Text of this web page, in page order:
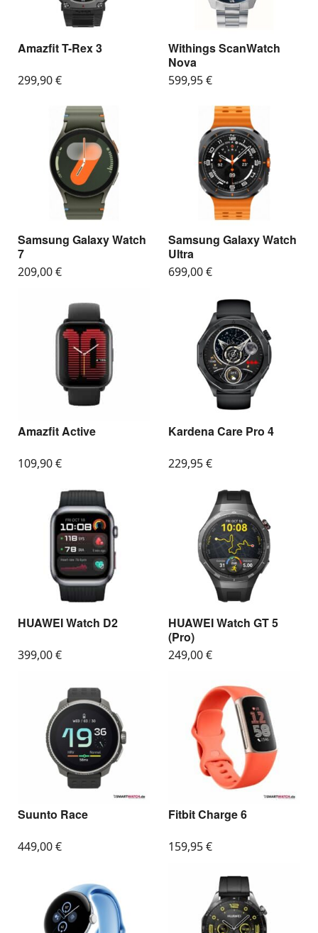
Amazfit T-Rex 3
299,90€
Withings ScanWatch
Nova
599,95€
Samsung Galaxy Watch
7
209,00€
Samsung Galaxy Watch
Ultra
699,00€
Amazfit Active
109,90€
Kardena Care Pro 4
229,95€
HUAWEI Watch D2
399,00€
HUAWEI Watch GT 5
(Pro)
249,00€
Suunto Race
449,00€
Fitbit Charge 6
159,95€